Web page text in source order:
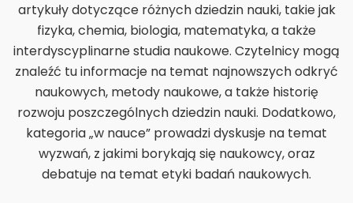
artykuły dotyczące różnych dziedzin nauki, takie jak
fizyka, chemia, biologia, matematyka, a także
interdyscyplinarne studia naukowe. Czytelnicy mogą
znaleźć tu informacje na temat najnowszych odkryć
naukowych, metody naukowe, a także historię
rozwoju poszczególnych dziedzin nauki. Dodatkowo,
kategoria „w nauce” prowadzi dyskusje na temat
wyzwań, z jakimi borykają się naukowcy, oraz
debatuje na temat etyki badań naukowych.